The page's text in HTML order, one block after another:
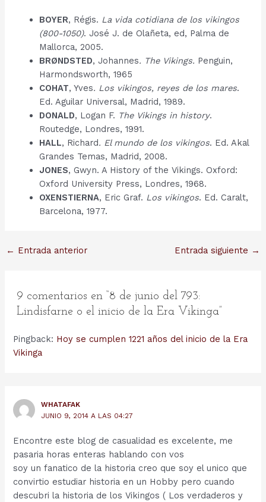
BOYER, Régis. La vida cotidiana de los vikingos
(800-1050). José J. de Olañeta, ed, Palma de
Mallorca, 2005.
BRØNDSTED, Johannes. The Vikings. Penguin,
Harmondsworth, 1965
COHAT, Yves. Los vikingos, reyes de los mares.
Ed. Aguilar Universal, Madrid, 1989.
DONALD, Logan F. The Vikings in history.
Routedge, Londres, 1991.
HALL, Richard. El mundo de los vikingos. Ed. Akal
Grandes Temas, Madrid, 2008.
JONES, Gwyn. A History of the Vikings. Oxford:
Oxford University Press, Londres, 1968.
OXENSTIERNA, Eric Graf. Los vikingos. Ed. Caralt,
Barcelona, 1977.
Navegación
← Entrada anterior Entrada siguiente →
9 comentarios en “8 de junio del 793:
Lindisfarne o el inicio de la Era Vikinga”
Pingback: Hoy se cumplen 1221 años del inicio de la Era
Vikinga
WHATAFAK
JUNIO 9, 2014 A LAS 04:27
Encontre este blog de casualidad es excelente, me
pasaria horas enteras hablando con vos
soy un fanatico de la historia creo que soy el unico que
convirtio estudiar historia en un Hobby pero cuando
descubri la historia de los Vikingos ( Los verdaderos y